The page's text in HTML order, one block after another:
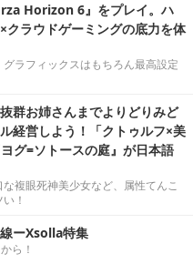
Horizon 6』をプレイ。ハ
クラウドゲーミングの底力を体
ラフィックスはもちろん最高設定
群お姉さんまでよりどりみど
経営しよう！「クトゥルフ×美
グ=ソトースの庭』が日本語
複眼死神美少女など、属性てんこ
！
ーXsolla特集
ら！